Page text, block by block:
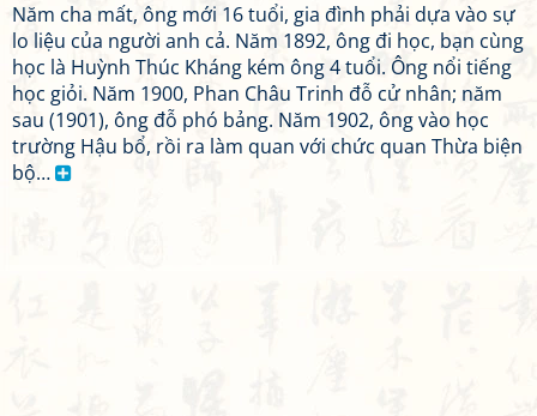
Năm cha mất, ông mới 16 tuổi, gia đình phải dựa vào sự
lo liệu của người anh cả. Năm 1892, ông đi học, bạn cùng
học là Huỳnh Thúc Kháng kém ông 4 tuổi. Ông nổi tiếng
học giỏi. Năm 1900, Phan Châu Trinh đỗ cử nhân; năm
sau (1901), ông đỗ phó bảng. Năm 1902, ông vào học
trường Hậu bổ, rồi ra làm quan với chức quan Thừa biện
bộ…